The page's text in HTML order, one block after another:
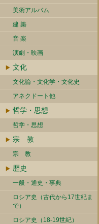
美術アルバム
建 築
音 楽
演劇・映画
文化
文化論・文化学・文化史
アネクドート他
哲学・思想
哲学・思想
宗 教
宗 教
歴史
一般・通史・事典
ロシア史（古代から17世紀ま
で）
ロシア史（18-19世紀）